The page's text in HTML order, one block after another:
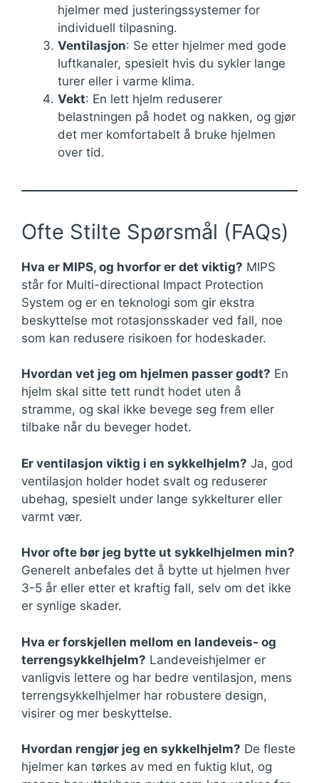
hjelmer med justeringssystemer for
individuell tilpasning.
Ventilasjon: Se etter hjelmer med gode
luftkanaler, spesielt hvis du sykler lange
turer eller i varme klima.
Vekt: En lett hjelm reduserer
belastningen på hodet og nakken, og gjør
det mer komfortabelt å bruke hjelmen
over tid.
Ofte Stilte Spørsmål (FAQs)
Hva er MIPS, og hvorfor er det viktig? MIPS
står for Multi-directional Impact Protection
System og er en teknologi som gir ekstra
beskyttelse mot rotasjonsskader ved fall, noe
som kan redusere risikoen for hodeskader.
Hvordan vet jeg om hjelmen passer godt? En
hjelm skal sitte tett rundt hodet uten å
stramme, og skal ikke bevege seg frem eller
tilbake når du beveger hodet.
Er ventilasjon viktig i en sykkelhjelm? Ja, god
ventilasjon holder hodet svalt og reduserer
ubehag, spesielt under lange sykkelturer eller
varmt vær.
Hvor ofte bør jeg bytte ut sykkelhjelmen min?
Generelt anbefales det å bytte ut hjelmen hver
3-5 år eller etter et kraftig fall, selv om det ikke
er synlige skader.
Hva er forskjellen mellom en landeveis- og
terrengsykkelhjelm? Landeveishjelmer er
vanligvis lettere og har bedre ventilasjon, mens
terrengsykkelhjelmer har robustere design,
visirer og mer beskyttelse.
Hvordan rengjør jeg en sykkelhjelm? De fleste
hjelmer kan tørkes av med en fuktig klut, og